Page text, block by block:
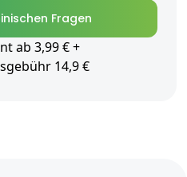
Fragen
ab 3,99 € +
14,9 €